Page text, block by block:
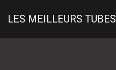
LES MEILLEURS TUBES